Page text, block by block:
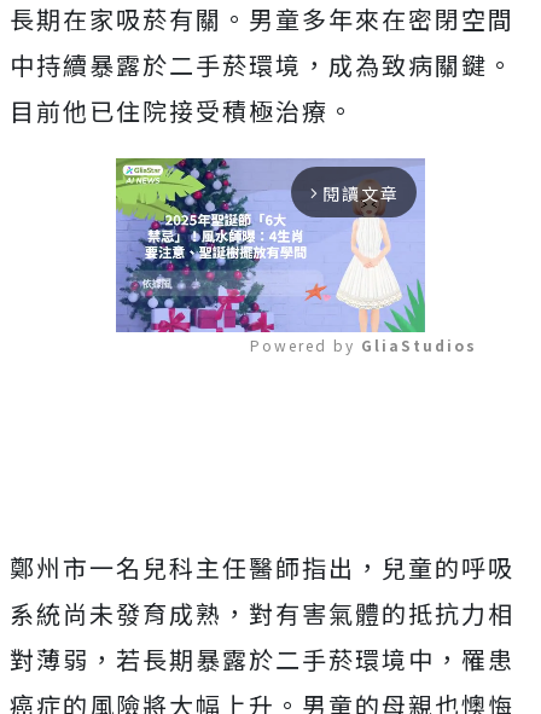
長期在家吸菸有關。男童多年來在密閉空間
中持續暴露於二手菸環境，成為致病關鍵。
目前他已住院接受積極治療。
arrow_forward_ios 閱讀文章
Powered by GliaStudios
鄭州市一名兒科主任醫師指出，兒童的呼吸
系統尚未發育成熟，對有害氣體的抵抗力相
對薄弱，若長期暴露於二手菸環境中，罹患
癌症的風險將大幅上升。男童的母親也懊悔